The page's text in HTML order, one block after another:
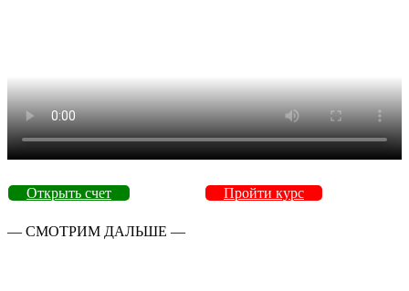
Открыть счет Пройти курс
— СМОТРИМ ДАЛЬШЕ —